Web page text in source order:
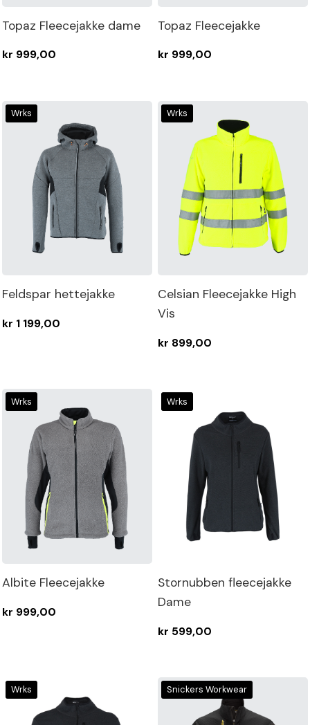
Butikker
Logg
Opprett
konto
Topaz Fleecejakke dame
kr 999,00
Topaz Fleecejakke
kr 999,00
Wrks
Feldspar hettejakke
kr 1 199,00
Wrks
Celsian Fleecejakke High
Vis
kr 899,00
Wrks
Albite Fleecejakke
kr 999,00
Wrks
Stornubben fleecejakke
Dame
kr 599,00
Wrks Snickers Workwear
MAX
Farge
Størrelse
Gender
Brand
Vis